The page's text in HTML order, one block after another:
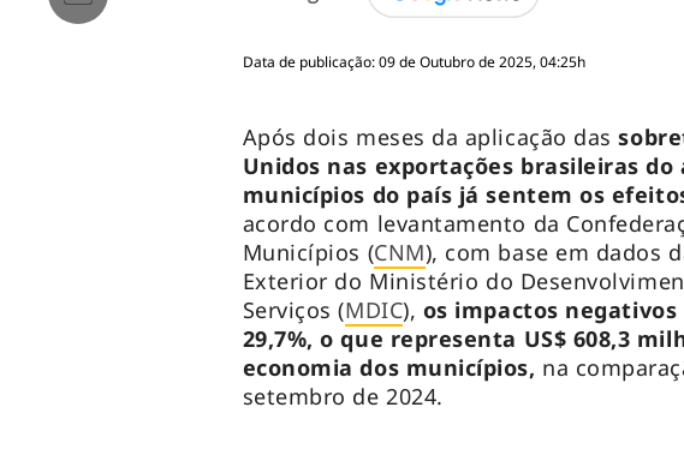
Data de publicação: 09 de Outubro de 2025, 04:25h
Após dois meses da aplicação das
Unidos nas exportações brasileiras do
municípios do país já sentem os
acordo com levantamento da
Municípios (CNM), com base em dados
Exterior do Ministério do
Serviços (MDIC), os impactos
29,7%, o que representa US$ 608,3
economia dos municípios, na
setembro de 2024.